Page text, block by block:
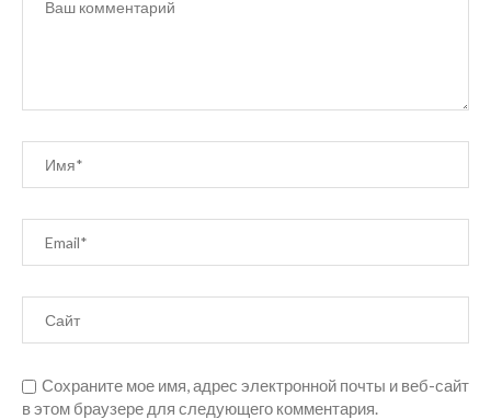
Сохраните мое имя, адрес электронной почты и веб-сайт
в этом браузере для следующего комментария.